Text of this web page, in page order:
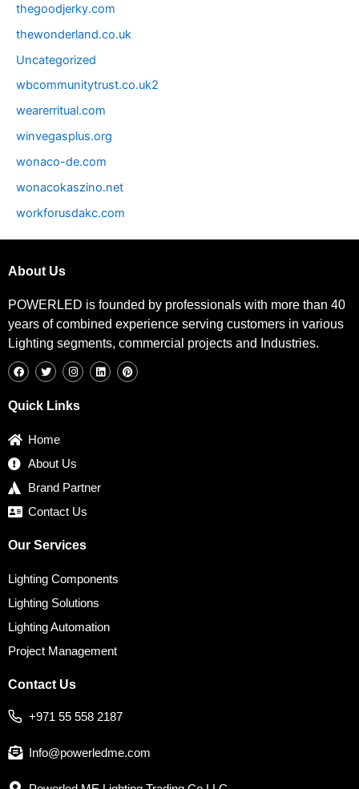
thegoodjerky.com
thewonderland.co.uk
Uncategorized
wbcommunitytrust.co.uk2
wearerritual.com
winvegasplus.org
wonaco-de.com
wonacokaszino.net
workforusdakc.com
About Us
POWERLED is founded by professionals with more than 40
years of combined experience serving customers in various
Lighting segments, commercial projects and Industries.
a
c
o
w
i
t
e
n
s
g
i
n
i
n
Quick Links
Home
About Us
Brand Partner
Contact Us
Our Services
Lighting Components
Lighting Solutions
Lighting Automation
Project Management
Contact Us
+971 55 558 2187
Info@powerledme.com